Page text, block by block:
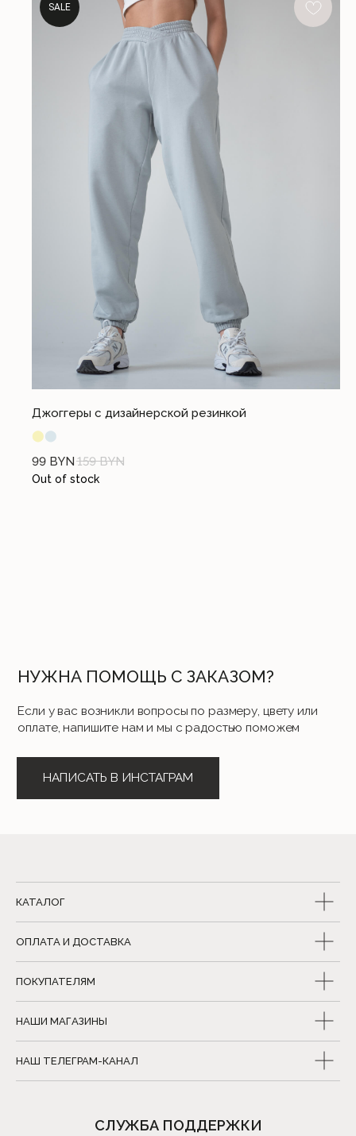
SALE
Джоггеры с дизайнерской резинкой
⬤⬤
99 BYN 159 BYN
Out of stock
КАТАЛОГ
ОПЛАТА И ДОСТАВКА
ПОКУПАТЕЛЯМ
НАШИ МАГАЗИНЫ
НАШ ТЕЛЕГРАМ-КАНАЛ
Разработка сайта I.T.
Общество с ограниченной ответственностью «Имидж Про». 220088, РБ, г.
Свидетельство о государственной регистрации №191202580 от 27.02.2023.
Выдано Минским городским исполнительным комитетом. УНП 191202580
Почтовый адрес: 220053, г. Минск, Старовиленский тракт 87, офис 205
Книга замечаний и предложений находится по адресу: г. Минск, ул.
Режим работы интернет-магазина: 24/7 круглосуточно
Отдел по работе с клиентами: с 12:00 до 20:00 ежедневно
Регистрация в Торговом реестре №579336 от 22.04.2024 г.
Номера городских телефонов уполномоченных по защите прав потребителей:
+37517-294-63-73, +37517-293-74-56 – администрация Партизанского района г.
+37517-218-00-82 – главное управление торговли и услуг Мингорисполкома.